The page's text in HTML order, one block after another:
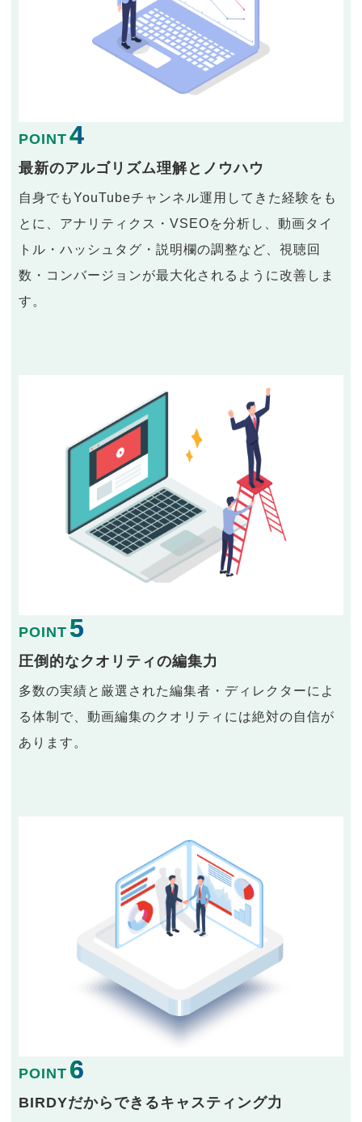
POINT 4
最新のアルゴリズム理解とノウハウ
自身でもYouTubeチャンネル運用してきた経験をも
とに、アナリティクス・VSEOを分析し、動画タイ
トル・ハッシュタグ・説明欄の調整など、視聴回
数・コンバージョンが最大化されるように改善しま
す。
POINT 5
圧倒的なクオリティの編集力
多数の実績と厳選された編集者・ディレクターによ
る体制で、動画編集のクオリティには絶対の自信が
あります。
POINT 6
BIRDYだからできるキャスティング力